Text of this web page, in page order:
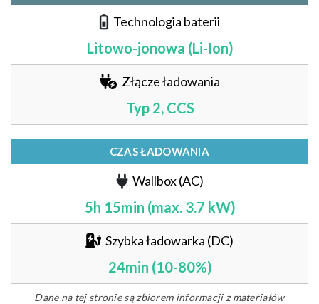
Technologia baterii
Litowo-jonowa (Li-Ion)
Złącze ładowania
Typ 2, CCS
CZAS ŁADOWANIA
Wallbox (AC)
5h 15min (max. 3.7 kW)
Szybka ładowarka (DC)
24min (10-80%)
Dane na tej stronie są zbiorem informacji z materiałów